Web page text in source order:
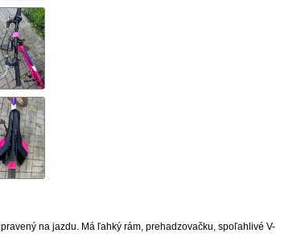
na jazdu. Má ľahký rám, prehadzovačku, spoľahlivé V-